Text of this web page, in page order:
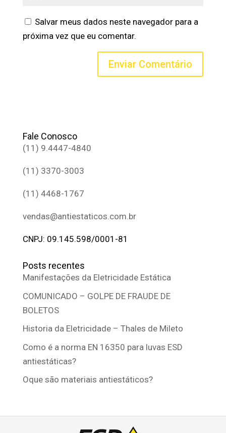
Salvar meus dados neste navegador para a
próxima vez que eu comentar.
Fale Conosco
(11) 9.4447-4840
(11) 3370-3003
(11) 4468-1767
vendas@antiestaticos.com.br
CNPJ: 09.145.598/0001-81
Posts recentes
Manifestações da Eletricidade Estática
COMUNICADO – GOLPE DE FRAUDE DE
BOLETOS
Historia da Eletricidade – Thales de Mileto
Como é a norma EN 16350 para luvas ESD
antiestáticas?
Oque são materiais antiestáticos?